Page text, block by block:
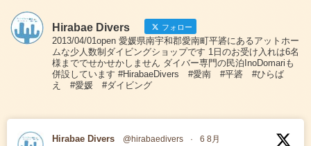
Hirabae Divers フォロー
2013/04/01open 愛媛県南宇和郡愛南町平碆にあるアットホー
ムな少人数制ダイビングショップです 1日のお受け入れは6名
様まででせかせかしません ダイバー専門の民泊InoDomariも
併設しています #HirabaeDivers #愛南 #平碆 #ひらば
え #愛媛 #ダイビング
Hirabae Divers @hirabaedivers · 6 8月